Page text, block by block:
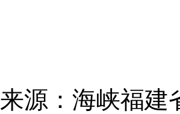
来源：海峡福建